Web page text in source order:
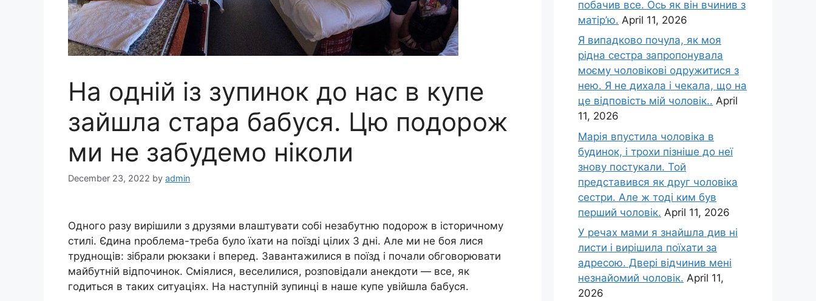
На одній із зупинок до нас в купе
зайшла стара бабуся. Цю подорож
ми не забудемо ніколи
December 23, 2022 by admin
Одного разу вирішили з друзями влаштувати собі незабутню подорож в історичному
стилі. Єдина nроблема-треба було їхати на поїзді цілих 3 дні. Але ми не боя лися
труднощів: зібрали рюкзаки і вперед. Завантажилися в поїзд і почали обговорювати
майбутній відпочинок. Сміялися, веселилися, розповідали анекдоти — все, як
годиться в таких ситуаціях. На наступній зупинці в наше купе увійшла бабуся.
побачив все. Ось як він вчинив з
матір’ю. April 11, 2026
Я випадково почула, як моя
рідна сестра запропонувала
моєму чоловікові одружитися з
нею. Я не дихала і чекала, що на
це відповість мій чоловік.. April
11, 2026
Марія впустила чоловіка в
будинок, і трохи пізніше до неї
знову постукали. Той
представився як друг чоловіка
сестри. Але ж тоді ким був
перший чоловік. April 11, 2026
У речах мами я знайшла див ні
листи і вирішила поїхати за
адресою. Двері відчинив мені
незнайомий чоловік. April 11,
2026